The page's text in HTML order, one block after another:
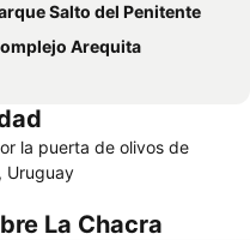
Salto del Penitente
Arequita
la puerta de olivos de
Uruguay
La Chacra